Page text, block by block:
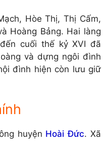
Hòe Thị, Thị Cấm,
Hoàng Bảng. Hai làng
cuối thế kỷ XVI đã
và dựng ngôi đình
đình hiện còn lưu giữ
huyện Hoài Đức. Xã